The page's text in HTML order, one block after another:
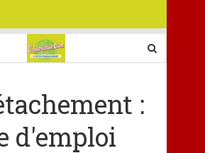
:
d'emploi